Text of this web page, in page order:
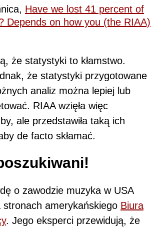
Have we lost 41 percent of
Depends on how you (the RIAA)
że statystyki to kłamstwo.
że statystyki przygotowane
analiz można lepiej lub
RIAA wzięła więc
ale przedstawiła taką ich
de facto skłamać.
o zawodzie muzyka w USA
stronach amerykańskiego Biura
. Jego eksperci przewidują, że